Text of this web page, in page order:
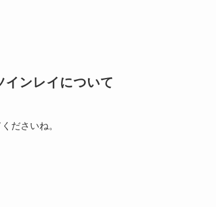
インレイについて
ださいね。